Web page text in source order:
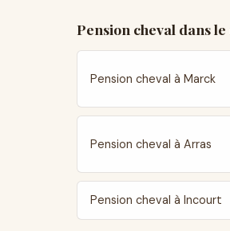
Pension cheval dans
Pension cheval à Marck
Pension cheval à Arras
Pension cheval à Incourt